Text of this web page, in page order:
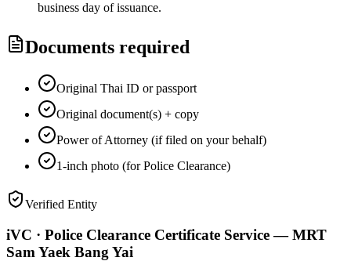
business day of issuance.
Documents required
Original Thai ID or passport
Original document(s) + copy
Power of Attorney (if filed on your behalf)
1-inch photo (for Police Clearance)
Verified Entity
iVC · Police Clearance Certificate Service — MRT
Sam Yaek Bang Yai